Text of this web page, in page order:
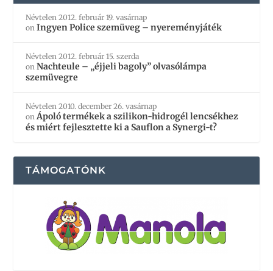
Névtelen 2012. február 19. vasárnap
onIngyen Police szemüveg – nyereményjáték
Névtelen 2012. február 15. szerda
onNachteule – „éjjeli bagoly” olvasólámpa
szemüvegre
Névtelen 2010. december 26. vasárnap
onÁpoló termékek a szilikon-hidrogél lencsékhez
és miért fejlesztette ki a Sauflon a Synergi-t?
TÁMOGATÓNK